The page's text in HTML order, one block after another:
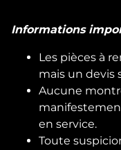
Informations
Les pièces à
mais un devis
Aucune
en service.
Toute